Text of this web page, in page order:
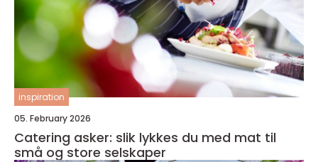
inspiration
05. February 2026
Catering asker: slik lykkes du med mat til
små og store selskaper